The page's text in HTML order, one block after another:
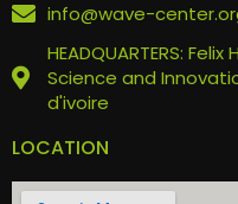
info@wave-
HEADQUARTERS:
Science and
d'ivoire
LOCATION